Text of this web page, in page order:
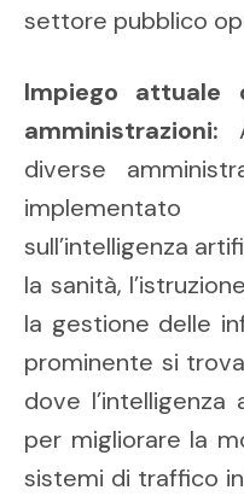
settore pubblico
Impiego attuale
amministrazioni:
diverse
sull’intelligenza
la sanità,
la gestione delle
prominente si
dove
per migliorare la
sistemi di traffico